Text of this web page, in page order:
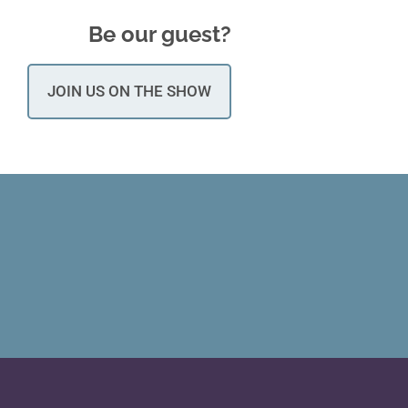
Be our guest?
JOIN US ON THE SHOW